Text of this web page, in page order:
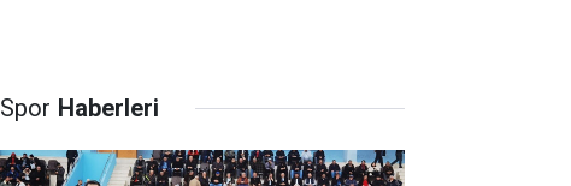
Spor Haberleri